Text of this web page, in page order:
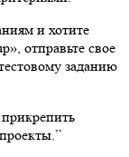
и хотите
отправьте свое
заданию